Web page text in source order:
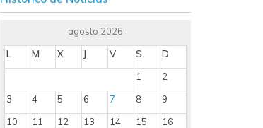
agosto 2026
L
M X J V S
D
1
2
3
4 5 6 7 8
9
10
11 12 13 14 15
16